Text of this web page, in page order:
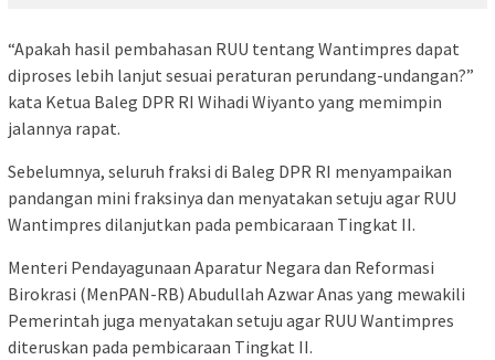
“Apakah hasil pembahasan RUU tentang Wantimpres dapat
diproses lebih lanjut sesuai peraturan perundang-undangan?”
kata Ketua Baleg DPR RI Wihadi Wiyanto yang memimpin
jalannya rapat.
Sebelumnya, seluruh fraksi di Baleg DPR RI menyampaikan
pandangan mini fraksinya dan menyatakan setuju agar RUU
Wantimpres dilanjutkan pada pembicaraan Tingkat II.
Menteri Pendayagunaan Aparatur Negara dan Reformasi
Birokrasi (MenPAN-RB) Abudullah Azwar Anas yang mewakili
Pemerintah juga menyatakan setuju agar RUU Wantimpres
diteruskan pada pembicaraan Tingkat II.